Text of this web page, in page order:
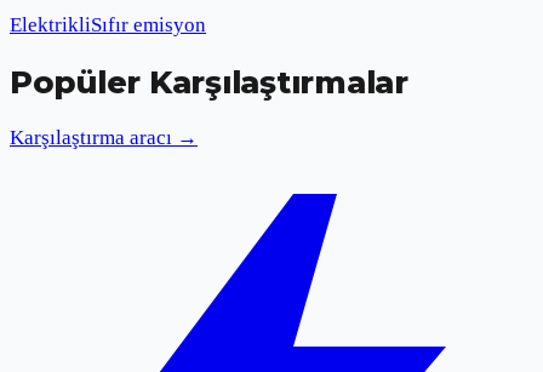
ElektrikliSıfır emisyon
Popüler Karşılaştırmalar
Karşılaştırma aracı →